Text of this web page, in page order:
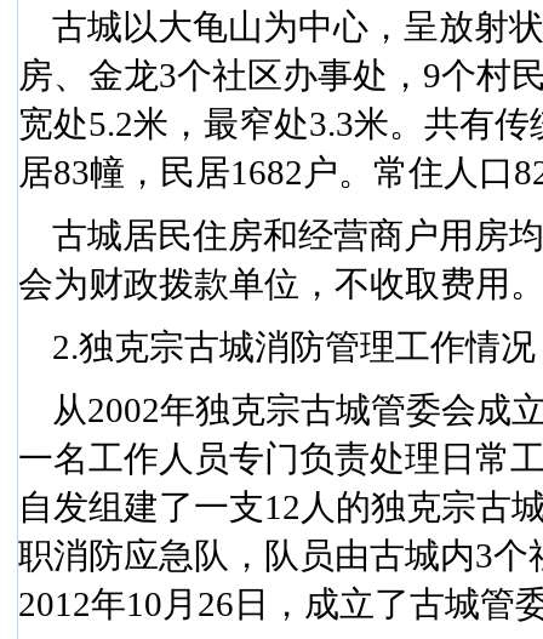
古城以大龟山为中心，呈放射
房、金龙3个社区办事处， 9个村
宽处5.2米 ，最窄处3.3米。共有传
居83幢，民居1682 户。常住人口
古城居民住房和经营商户用房
会为财政拨款单位，不收取费用
2.独克宗古城消防管理工作情况
从2002年独克宗古城管委会成
一名工作人员专门负责处理日常
自发组建了一支12 人的独克宗古
职消防应急队，队员由古城内3个
2012年10月 26 日
，成立了古城管